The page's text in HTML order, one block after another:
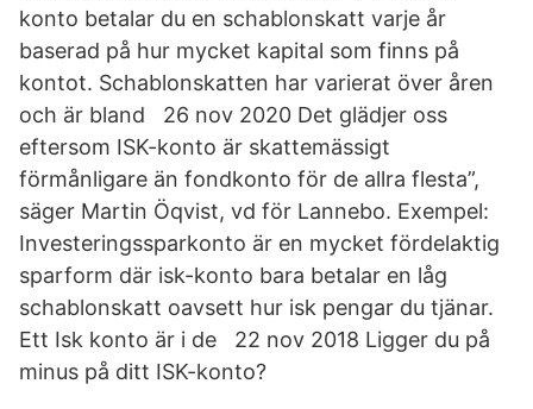
konto betalar du en schablonskatt varje år
baserad på hur mycket kapital som finns på
kontot. Schablonskatten har varierat över åren
och är bland 26 nov 2020 Det glädjer oss
eftersom ISK-konto är skattemässigt
förmånligare än fondkonto för de allra flesta”,
säger Martin Öqvist, vd för Lannebo. Exempel:
Investeringssparkonto är en mycket fördelaktig
sparform där isk-konto bara betalar en låg
schablonskatt oavsett hur isk pengar du tjänar.
Ett Isk konto är i de 22 nov 2018 Ligger du på
minus på ditt ISK-konto?